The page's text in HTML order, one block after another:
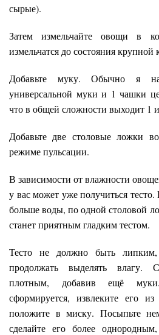
сырые).
Затем измельчайте овощи в
измельчатся до состояния крупной
Добавьте муку. Обычно я
универсальной муки и 1 чашки
что в общей сложности выходит 1
Добавьте две столовые ложки
режиме пульсации.
В зависимости от влажности
у вас может уже получиться
больше воды, по одной столовой
станет приятным гладким тестом.
Тесто не должно быть
продолжать выделять влагу.
плотным, добавив ещё
сформируется, извлеките его
положите в миску. Посыпьте
сделайте его более